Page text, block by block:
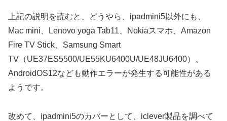
上記の説明を読むと、どうやら、ipadmini5以外にも、
Mac mini、Lenovo yoga Tab11、Nokiaスマホ、Amazon
Fire TV Stick、Samsung Smart
TV（UE37ES5500/UE55KU6400U/UE48JU6400）、
AndroidOS12なども動作エラーが発生する可能性がある
ようです。
改めて、ipadmini5のカバーとして、iclever製品を調べて